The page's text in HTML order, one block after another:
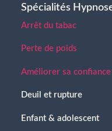
Spécialités
Arrêt du tabac
Perte de poids
Améliorer sa confiance
Deuil et rupture
Enfant & adolescent